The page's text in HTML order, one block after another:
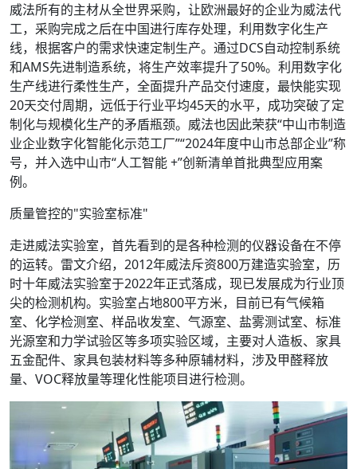
威法所有的主材从全世界采购，让欧洲最好的企业为威法代
工，采购完成之后在中国进行库存处理，利用数字化生产
线，根据客户的需求快速定制生产。通过DCS自动控制系统
和AMS先进制造系统，将生产效率提升了50%。利用数字化
生产线进行柔性生产，全面提升产品交付速度，最快能实现
20天交付周期，远低于行业平均45天的水平，成功突破了定
制化与规模化生产的矛盾瓶颈。威法也因此荣获“中山市制造
业企业数字化智能化示范工厂”“2024年度中山市总部企业”称
号，并入选中山市“人工智能 +”创新清单首批典型应用案
例。
质量管控的"实验室标准"
走进威法实验室，首先看到的是各种检测的仪器设备在不停
的运转。雷文介绍，2012年威法斥资800万建造实验室，历
时十年威法实验室于2022年正式落成，现已发展成为行业顶
尖的检测机构。实验室占地800平方米，目前已有气候箱
室、化学检测室、样品收发室、气源室、盐雾测试室、标准
光源室和力学试验区等多项实验区域，主要对人造板、家具
五金配件、家具包装材料等多种原辅材料，涉及甲醛释放
量、VOC释放量等理化性能项目进行检测。